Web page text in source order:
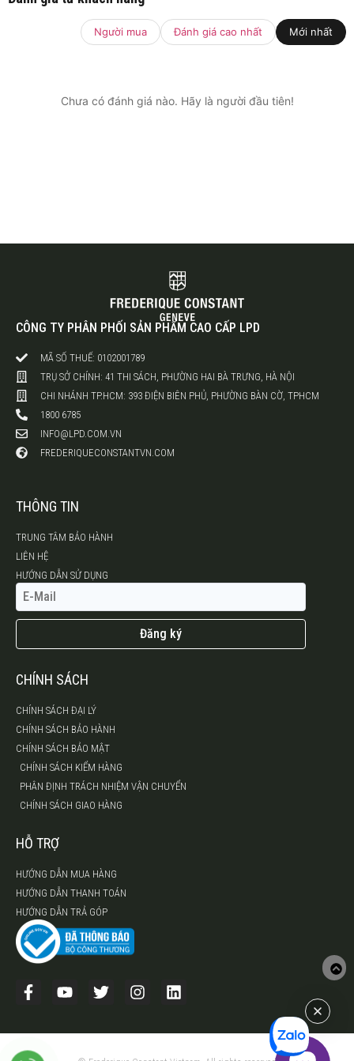
Người mua Đánh giá cao nhất Mới nhất
Chưa có đánh giá nào. Hãy là người đầu tiên!
CÔNG TY PHÂN PHỐI SẢN PHẨM CAO CẤP LPD
MÃ SỐ THUẾ: 0102001789
TRỤ SỞ CHÍNH: 41 THI SÁCH, PHƯỜNG HAI BÀ TRƯNG, HÀ NỘI
CHI NHÁNH TP.HCM: 393 ĐIỆN BIÊN PHỦ, PHƯỜNG BÀN CỜ, TPHCM
1800 6785
INFO@LPD.COM.VN
FREDERIQUECONSTANTVN.COM
THÔNG TIN
TRUNG TÂM BẢO HÀNH
LIÊN HỆ
HƯỚNG DẪN SỬ DỤNG
Đăng ký
CHÍNH SÁCH
CHÍNH SÁCH ĐẠI LÝ
CHÍNH SÁCH BẢO HÀNH
CHÍNH SÁCH BẢO MẬT
CHÍNH SÁCH KIỂM HÀNG
PHÂN ĐỊNH TRÁCH NHIỆM VẬN CHUYỂN
CHÍNH SÁCH GIAO HÀNG
HỖ TRỢ
HƯỚNG DẪN MUA HÀNG
HƯỚNG DẪN THANH TOÁN
HƯỚNG DẪN TRẢ GÓP